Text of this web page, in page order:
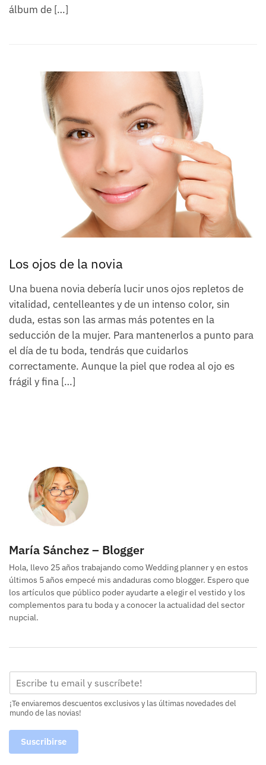
álbum de […]
Los ojos de la novia
Una buena novia debería lucir unos ojos repletos de
vitalidad, centelleantes y de un intenso color, sin
duda, estas son las armas más potentes en la
seducción de la mujer. Para mantenerlos a punto para
el día de tu boda, tendrás que cuidarlos
correctamente. Aunque la piel que rodea al ojo es
frágil y fina […]
María Sánchez – Blogger
Hola, llevo 25 años trabajando como Wedding planner y en estos
últimos 5 años empecé mis andaduras como blogger. Espero que
los artículos que público poder ayudarte a elegir el vestido y los
complementos para tu boda y a conocer la actualidad del sector
nupcial.
¡Te enviaremos descuentos exclusivos y las últimas novedades del
mundo de las novias!
Suscribirse